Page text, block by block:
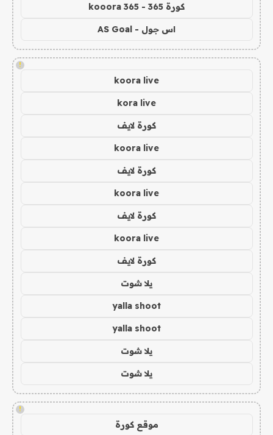
كورة 365 - kooora 365
اس جول - AS Goal
!
koora live
kora live
كورة لايف
koora live
كورة لايف
koora live
كورة لايف
koora live
كورة لايف
يلا شوت
yalla shoot
yalla shoot
يلا شوت
يلا شوت
!
موقع كورة